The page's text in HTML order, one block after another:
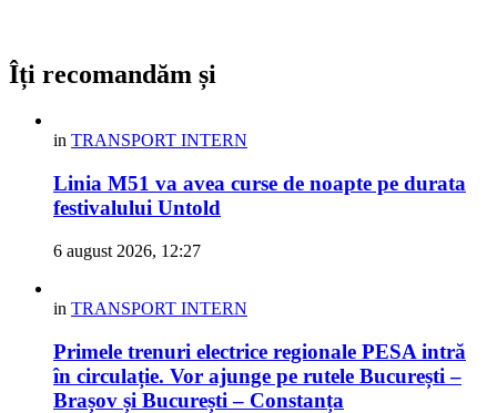
Îți recomandăm și
in TRANSPORT INTERN
Linia M51 va avea curse de noapte pe durata
festivalului Untold
6 august 2026, 12:27
in TRANSPORT INTERN
Primele trenuri electrice regionale PESA intră
în circulație. Vor ajunge pe rutele București –
Brașov și București – Constanța